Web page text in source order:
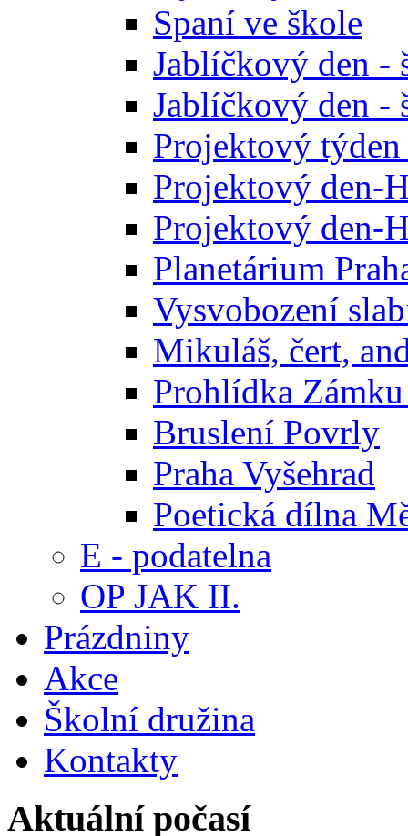
Spaní ve škole
Jablíčkový den -
Jablíčkový den -
Projektový
Projektový den-
Projektový den-
Planetárium
Vysvobození
Mikuláš, čert,
Prohlídka
Bruslení Povrly
Praha Vyšehrad
Poetická dílna
E - podatelna
OP JAK II.
Prázdniny
Akce
Školní družina
Kontakty
Aktuální počasí